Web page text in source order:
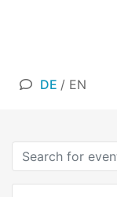
DE / EN